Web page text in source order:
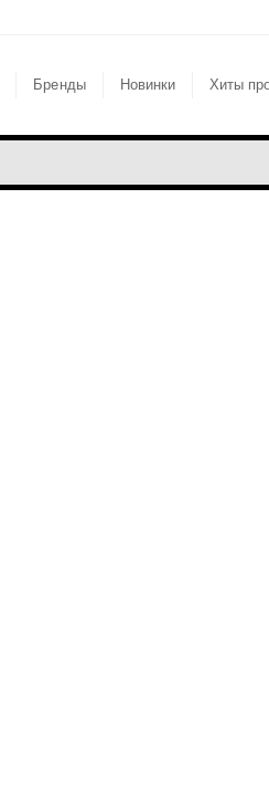
Бренды Новинки Хиты